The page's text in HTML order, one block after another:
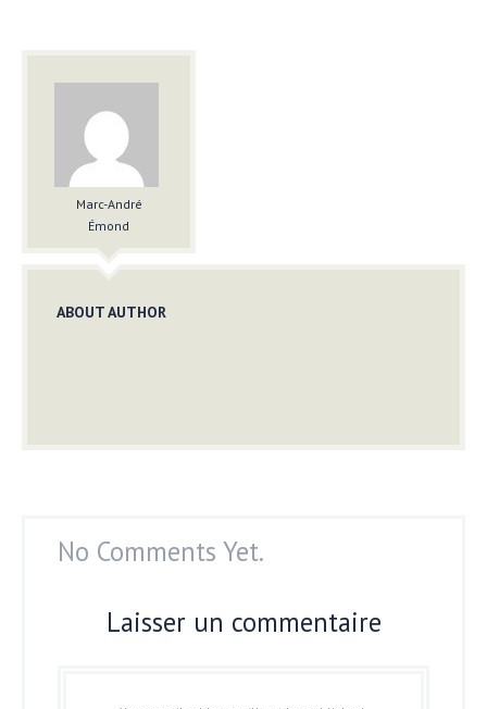
Marc-André
Émond
ABOUT AUTHOR
No Comments Yet.
Laisser un commentaire